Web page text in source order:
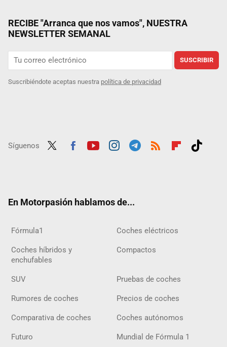
RECIBE "Arranca que nos vamos", NUESTRA
NEWSLETTER SEMANAL
SUSCRIBIR
Suscribiéndote aceptas nuestra política de privacidad
Síguenos
En Motorpasión hablamos de...
Fórmula1 Coches eléctricos
Coches híbridos y
enchufables
Compactos
SUV Pruebas de coches
Rumores de coches Precios de coches
Comparativa de coches Coches autónomos
Futuro Mundial de Fórmula 1